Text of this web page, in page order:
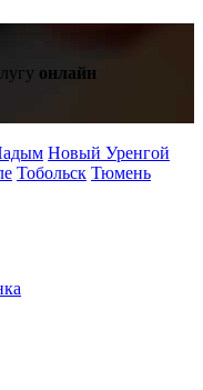
онлайн
Новый Уренгой
Тобольск Тюмень